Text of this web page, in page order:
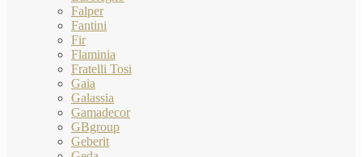
Falper
Fantini
Fir
Flaminia
Fratelli Tosi
Gaia
Galassia
Gamadecor
GBgroup
Geberit